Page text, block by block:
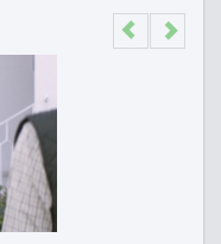
Previous
Next